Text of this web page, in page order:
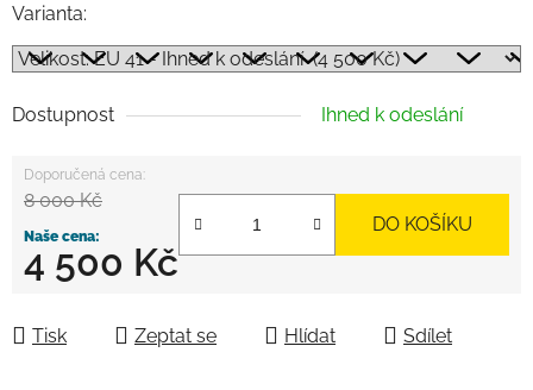
Varianta:
Dostupnost Ihned k odeslání
8 000 Kč
4 500 Kč
DO KOŠÍKU
Tisk Zeptat se Hlídat Sdílet